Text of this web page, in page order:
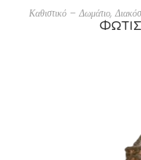
Καθιστικό – Δωμάτιο,